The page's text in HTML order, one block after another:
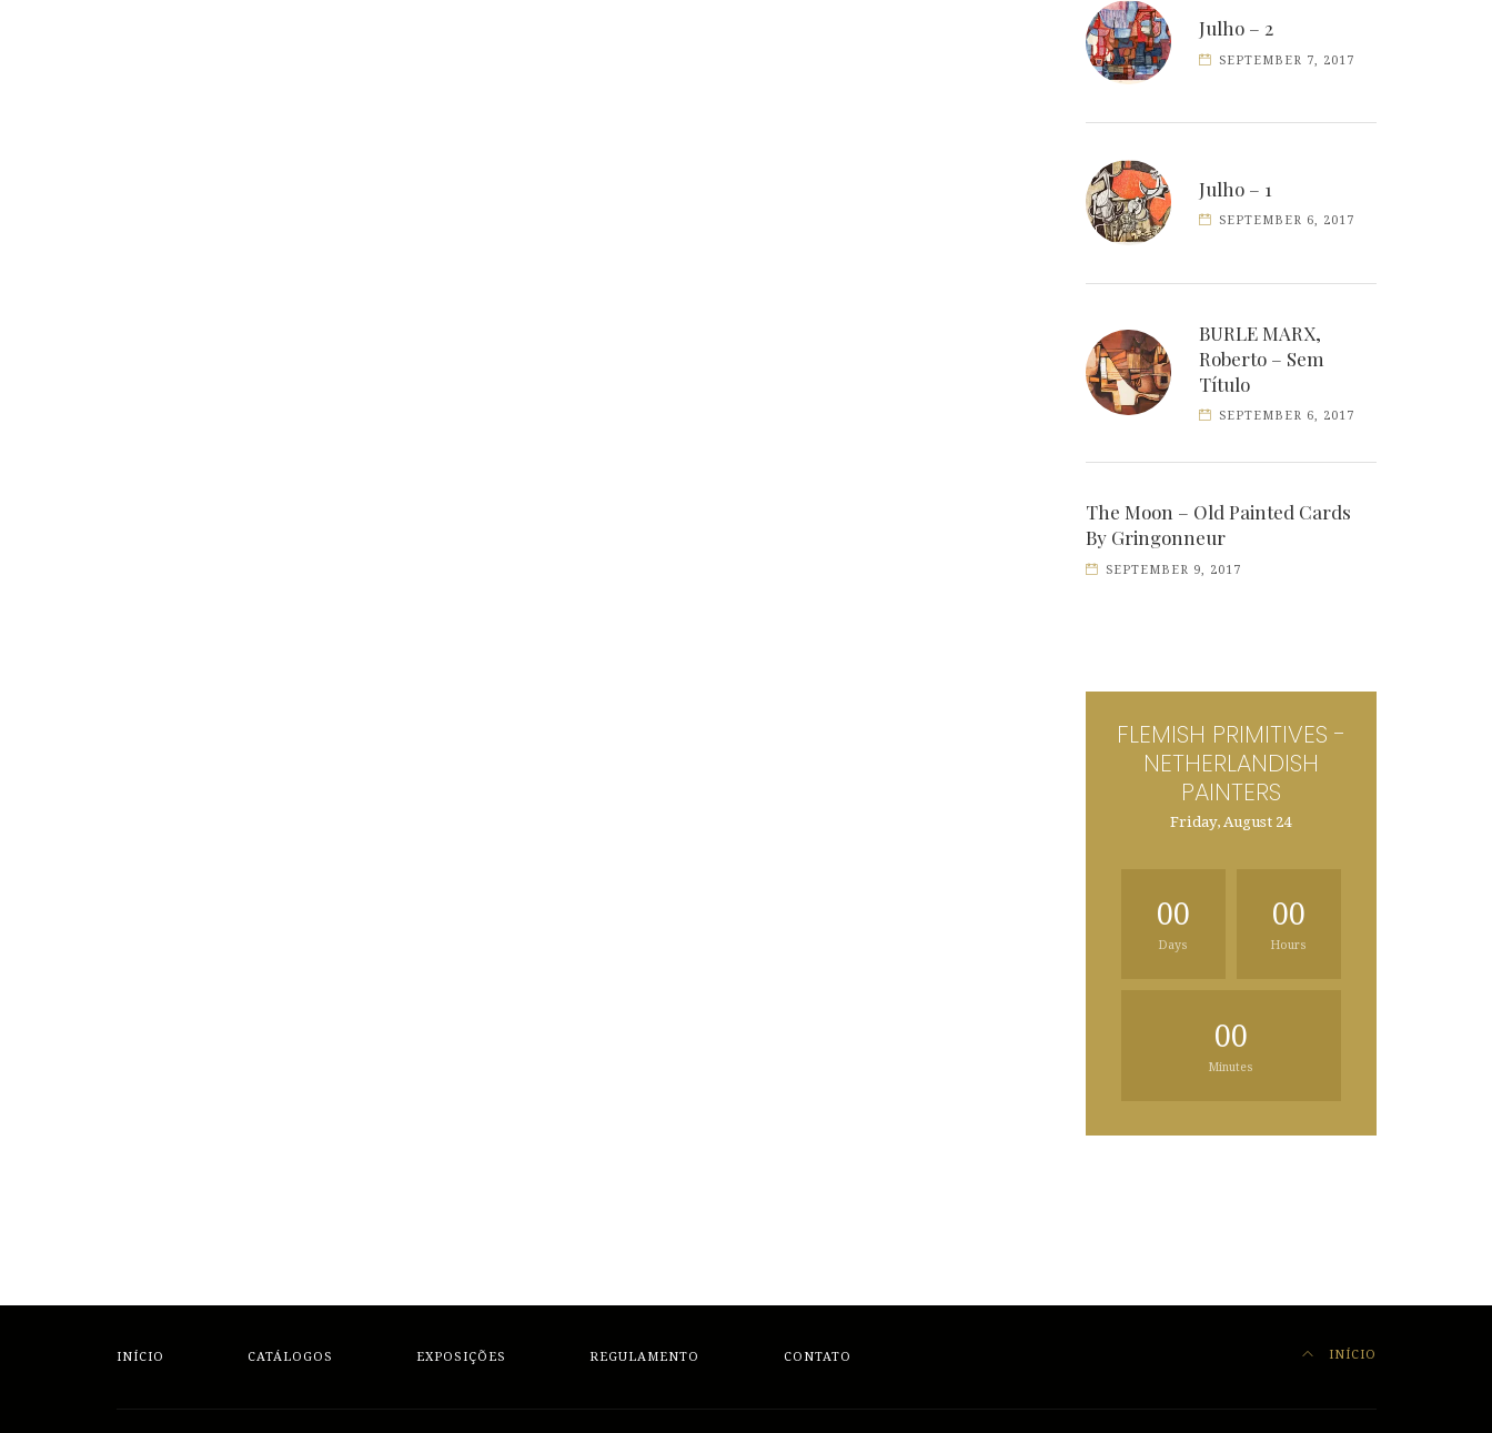
Julho – 2
SEPTEMBER 7, 2017
Julho – 1
SEPTEMBER 6, 2017
BURLE MARX,
Roberto – Sem
Título
SEPTEMBER 6, 2017
The Moon – Old Painted Cards
By Gringonneur
SEPTEMBER 9, 2017
FLEMISH PRIMITIVES -
NETHERLANDISH
PAINTERS
Friday, August 24
00
Days
00
Hours
00
Minutes
INÍCIO CATÁLOGOS EXPOSIÇÕES REGULAMENTO CONTATO INÍCIO